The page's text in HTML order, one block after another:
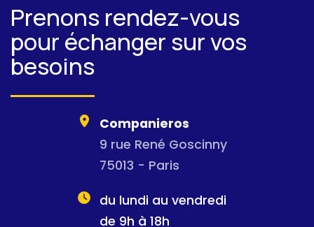
Prenons rendez-vous
pour échanger sur vos
besoins
Companieros
9 rue René Goscinny
75013 - Paris
du lundi au vendredi
de 9h à 18h